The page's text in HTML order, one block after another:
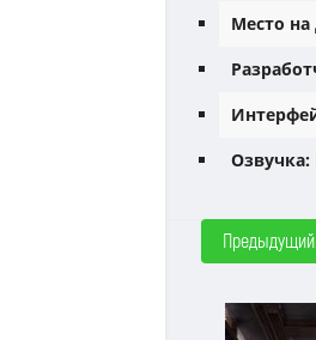
Место на
Озвучка: